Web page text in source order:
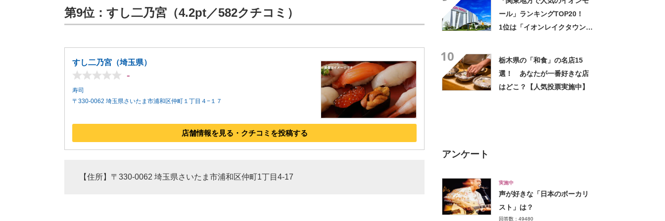
第9位：すし二乃宮（4.2pt／582クチコミ）
すし二乃宮（埼玉県）
-
寿司
〒330-0062 埼玉県さいたま市浦和区仲町１丁目４−１７
店舗情報を見る・クチコミを投稿する
【住所】〒330-0062 埼玉県さいたま市浦和区仲町1丁目4-17
ール」ランキングTOP20！
1位は「イオンレイクタウン」
10
栃木県の「和食」の名店15
選！ あなたが一番好きな店
はどこ？【人気投票実施中】
アンケート
実施中
声が好きな「日本のボーカリ
スト」は？
回答数：49480